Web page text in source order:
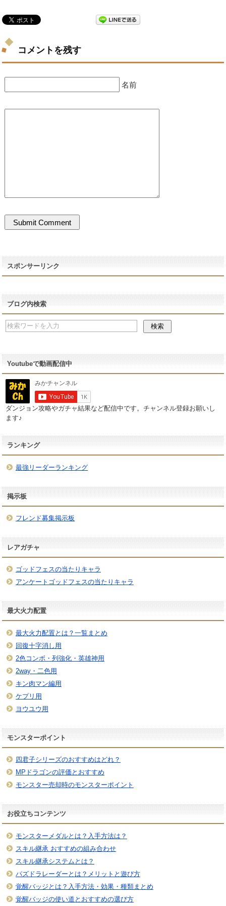
コメントを残す
名前
スポンサーリンク
ブログ内検索
Youtubeで動画配信中
ダンジョン攻略やガチャ結果など配信中です。チャンネル登録お願いし
ます♪
ランキング
最強リーダーランキング
掲示板
フレンド募集掲示板
レアガチャ
ゴッドフェスの当たりキャラ
アンケートゴッドフェスの当たりキャラ
最大火力配置
最大火力配置とは？一覧まとめ
回復十字消し用
2色コンボ・列強化・英雄神用
2way・二色用
キン肉マン編用
ケプリ用
ヨウユウ用
モンスターポイント
四君子シリーズのおすすめはどれ？
MPドラゴンの評価とおすすめ
モンスター売却時のモンスターポイント
お役立ちコンテンツ
モンスターメダルとは？入手方法は？
スキル継承 おすすめの組み合わせ
スキル継承システムとは？
パズドラレーダーとは？メリットと遊び方
覚醒バッジとは？入手方法・効果・種類まとめ
覚醒バッジの使い道とおすすめの選び方